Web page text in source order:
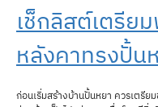
เช็กลิสต์เตรีย
หลังคาทรงปั้น
ก่อนเริ่มสร้างบ้านปั้นหยา ควรเตรี